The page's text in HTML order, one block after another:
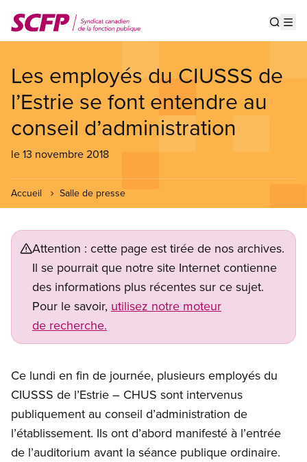
au
contenu
Les employés du CIUSSS de
l’Estrie se font entendre au
conseil d’administration
le 13 novembre 2018
Accueil Salle de presse
Attention : cette page est tirée de nos archives.
Il se pourrait que notre site Internet contienne
des informations plus récentes sur ce sujet.
Pour le savoir, utilisez notre moteur
de recherche.
Ce lundi en fin de journée, plusieurs employés du
CIUSSS de l’Estrie – CHUS sont intervenus
publiquement au conseil d’administration de
l’établissement. Ils ont d’abord manifesté à l’entrée
de l’auditorium avant la séance publique ordinaire.